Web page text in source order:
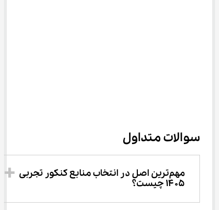
سوالات متداول
مهم‌ترین اصل در انتخاب منابع کنکور تجربی
۱۴۰۵ چیست؟